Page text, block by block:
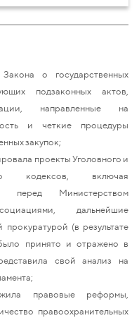
о государственных
подзаконных актов,
направленные на
и четкие процедуры
закупок;
проекты Уголовного и
кодексов, включая
перед Министерством
дальнейшие
(в результате
принято и отражено в
свой анализ на
правовые реформы,
правоохранительных